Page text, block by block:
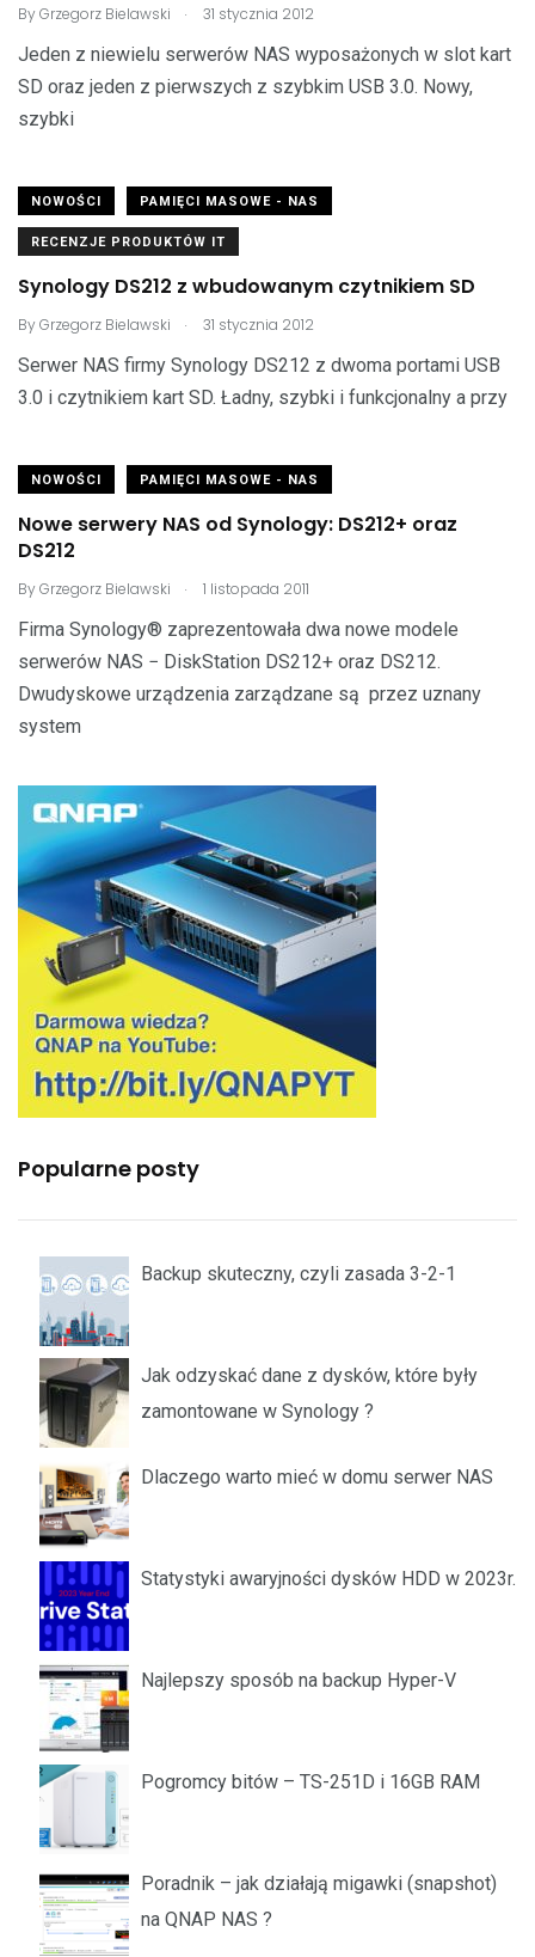
ByGrzegorz Bielawski . 31 stycznia 2012
Jeden z niewielu serwerów NAS wyposażonych w slot kart
SD oraz jeden z pierwszych z szybkim USB 3.0. Nowy,
szybki
NOWOŚCI PAMIĘCI MASOWE - NAS
RECENZJE PRODUKTÓW IT
Synology DS212 z wbudowanym czytnikiem SD
ByGrzegorz Bielawski . 31 stycznia 2012
Serwer NAS firmy Synology DS212 z dwoma portami USB
3.0 i czytnikiem kart SD. Ładny, szybki i funkcjonalny a przy
NOWOŚCI PAMIĘCI MASOWE - NAS
Nowe serwery NAS od Synology: DS212+ oraz
DS212
ByGrzegorz Bielawski . 1 listopada 2011
Firma Synology® zaprezentowała dwa nowe modele
serwerów NAS − DiskStation DS212+ oraz DS212.
Dwudyskowe urządzenia zarządzane są przez uznany
system
Popularne posty
Backup skuteczny, czyli zasada 3-2-1
Jak odzyskać dane z dysków, które były
zamontowane w Synology ?
Dlaczego warto mieć w domu serwer NAS
Statystyki awaryjności dysków HDD w 2023r.
Najlepszy sposób na backup Hyper-V
Pogromcy bitów – TS-251D i 16GB RAM
Poradnik – jak działają migawki (snapshot)
na QNAP NAS ?